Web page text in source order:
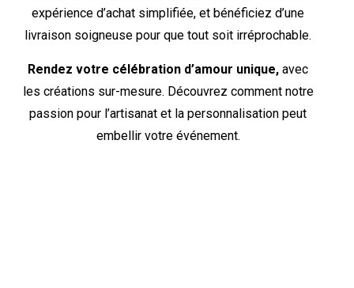
expérience d’achat simplifiée, et bénéficiez d’une
livraison soigneuse pour que tout soit irréprochable.
Rendez votre célébration d’amour unique, avec
les créations sur-mesure. Découvrez comment notre
passion pour l’artisanat et la personnalisation peut
embellir votre événement.